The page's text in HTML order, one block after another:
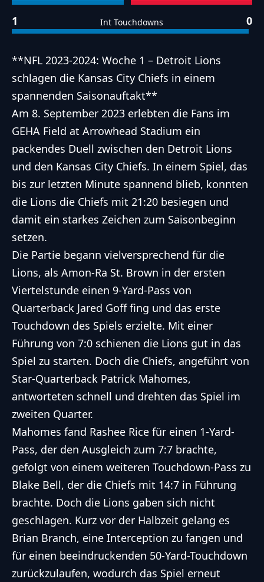
1 Int Touchdowns 0
**NFL 2023-2024: Woche 1 – Detroit Lions
schlagen die Kansas City Chiefs in einem
spannenden Saisonauftakt**
Am 8. September 2023 erlebten die Fans im
GEHA Field at Arrowhead Stadium ein
packendes Duell zwischen den Detroit Lions
und den Kansas City Chiefs. In einem Spiel, das
bis zur letzten Minute spannend blieb, konnten
die Lions die Chiefs mit 21:20 besiegen und
damit ein starkes Zeichen zum Saisonbeginn
setzen.
Die Partie begann vielversprechend für die
Lions, als Amon-Ra St. Brown in der ersten
Viertelstunde einen 9-Yard-Pass von
Quarterback Jared Goff fing und das erste
Touchdown des Spiels erzielte. Mit einer
Führung von 7:0 schienen die Lions gut in das
Spiel zu starten. Doch die Chiefs, angeführt von
Star-Quarterback Patrick Mahomes,
antworteten schnell und drehten das Spiel im
zweiten Quarter.
Mahomes fand Rashee Rice für einen 1-Yard-
Pass, der den Ausgleich zum 7:7 brachte,
gefolgt von einem weiteren Touchdown-Pass zu
Blake Bell, der die Chiefs mit 14:7 in Führung
brachte. Doch die Lions gaben sich nicht
geschlagen. Kurz vor der Halbzeit gelang es
Brian Branch, eine Interception zu fangen und
für einen beeindruckenden 50-Yard-Touchdown
zurückzulaufen, wodurch das Spiel erneut